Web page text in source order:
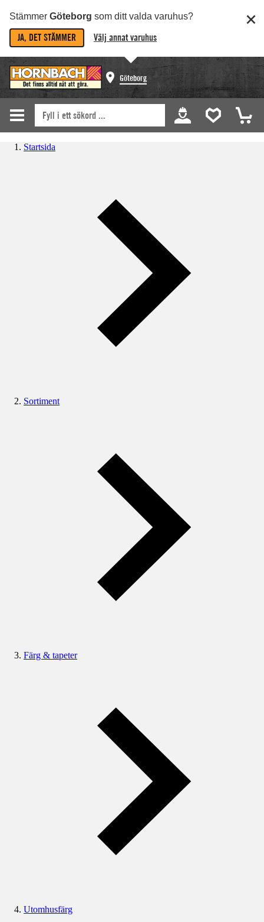
Stämmer Göteborg som ditt valda varuhus?
JA, DET STÄMMER Välj annat varuhus
Göteborg
Startsida
Sortiment
Färg & tapeter
Utomhusfärg